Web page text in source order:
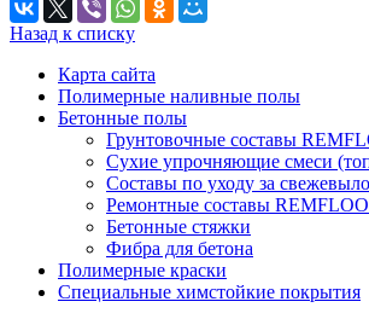
Назад к списку
Карта сайта
Полимерные наливные полы
Бетонные полы
Грунтовочные составы
Сухие упрочняющие смеси
Составы по уходу за
Ремонтные составы
Бетонные стяжки
Фибра для бетона
Полимерные краски
Специальные химстойкие покрытия